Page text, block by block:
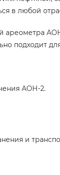
в любой
ареометра
подходит
АОН-2.
и